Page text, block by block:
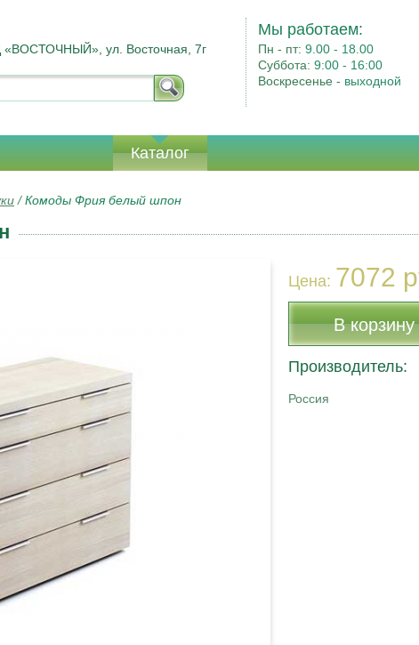
«ВОСТОЧНЫЙ», ул. Восточная, 7г
Мы работаем:
Пн - пт:9.00 - 18.00
Суббота:9:00 - 16:00
Воскресенье - выходной
Каталог
/Комоды Фрия белый шпон
Цена: 7072
В корзину
Производитель:
Россия